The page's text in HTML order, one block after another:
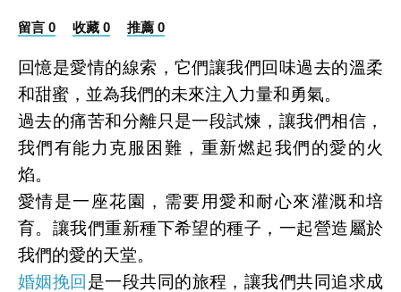
留言 0 收藏 0 推薦 0
回憶是愛情的線索，它們讓我們回味過去的溫柔
和甜蜜，並為我們的未來注入力量和勇氣。
過去的痛苦和分離只是一段試煉，讓我們相信，
我們有能力克服困難，重新燃起我們的愛的火
焰。
愛情是一座花園，需要用愛和耐心來灌溉和培
育。讓我們重新種下希望的種子，一起營造屬於
我們的愛的天堂。
婚姻挽回 是一段共同的旅程，讓我們共同追求成